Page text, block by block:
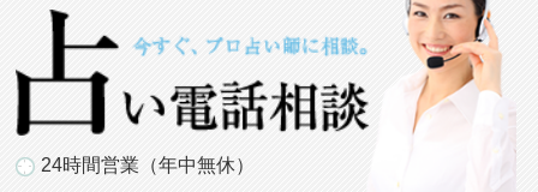
24時間営業（年中無休）